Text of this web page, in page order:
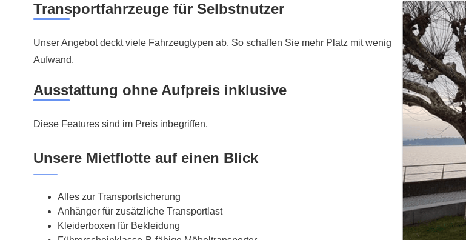
Transportfahrzeuge für Selbstnutzer
Unser Angebot deckt viele Fahrzeugtypen ab. So schaffen Sie mehr Platz mit wenig
Aufwand.
Ausstattung ohne Aufpreis inklusive
Diese Features sind im Preis inbegriffen.
Unsere Mietflotte auf einen Blick
Alles zur Transportsicherung
Anhänger für zusätzliche Transportlast
Kleiderboxen für Bekleidung